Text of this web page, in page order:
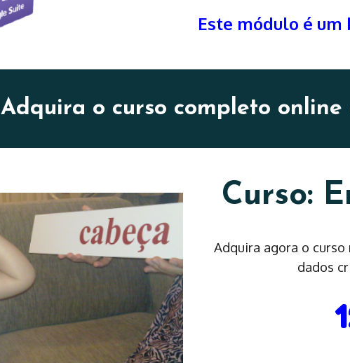
Este módulo é um
Adquira o curso completo online
Curso:
Adquira agora o
dados